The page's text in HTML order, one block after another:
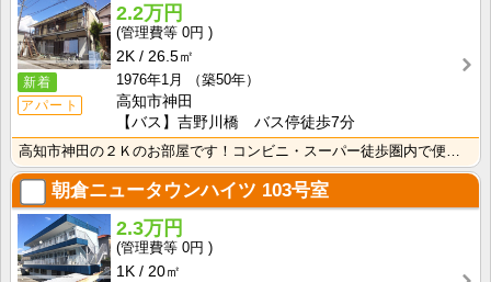
新着
アパート
2.2万円
0円
2K
26.5㎡
1976年1月
（築50年）
高知市神田
【バス】吉野川橋 バス停徒歩7分
高知市神田の２Ｋのお部屋です！コンビニ・スーパー徒歩圏内で便利です！バス・トイレ別なので、ゆったり湯･･･
朝倉ニュータウンハイツ 103号室
2.3万円
0円
1K
20㎡